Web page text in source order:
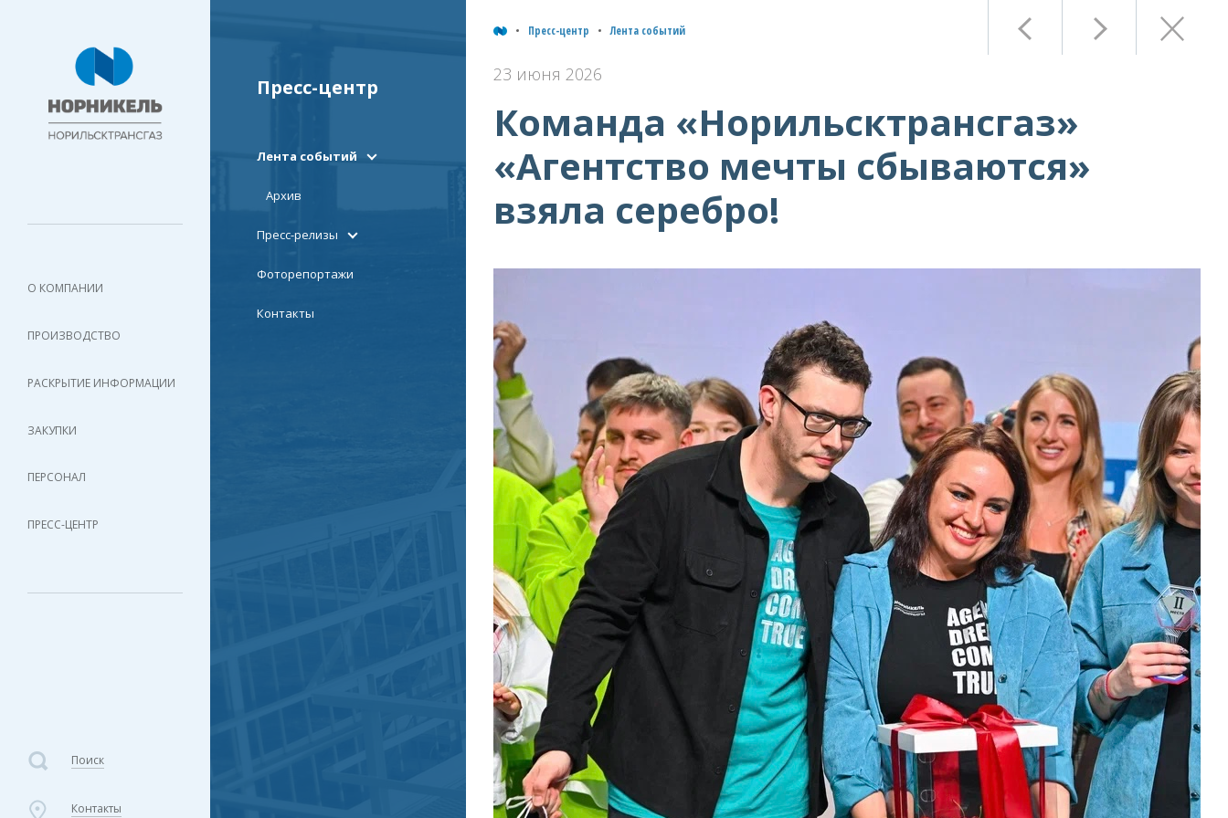
О КОМПАНИИ
ПРОИЗВОДСТВО
РАСКРЫТИЕ ИНФОРМАЦИИ
ЗАКУПКИ
ПЕРСОНАЛ
ПРЕСС-ЦЕНТР
Поиск
Контакты
Пресс-центр
Лента событий
Архив
Пресс-релизы
Фоторепортажи
Контакты
Пресс-центр Лента событий
23 июня 2026
Команда «Норильсктрансгаз»
«Агентство мечты сбываются»
взяла серебро!